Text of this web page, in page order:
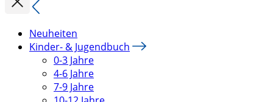
Neuheiten
Kinder- & Jugendbuch
0-3 Jahre
4-6 Jahre
7-9 Jahre